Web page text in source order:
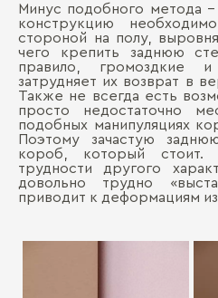
Минус подобного метода
конструкцию
стороной на полу,
чего крепить заднюю
правило, громоздкие
затрудняет их возврат в
Также не всегда есть
просто недостаточно
подобных манипуляциях
Поэтому зачастую
короб, который стоит.
трудности другого
довольно трудно
приводит к деформациям